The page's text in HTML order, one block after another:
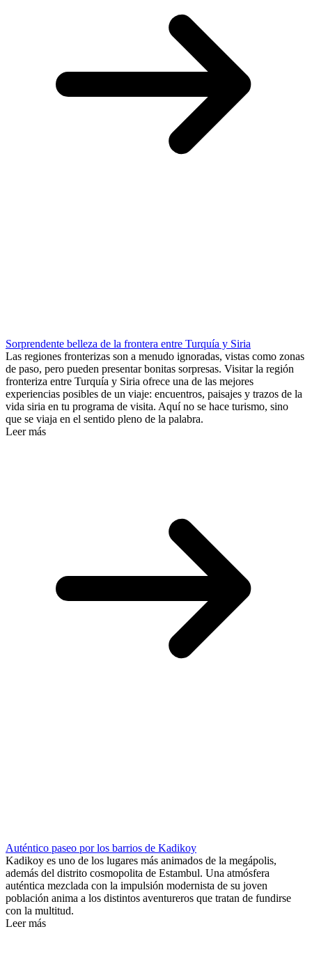
Sorprendente belleza de la frontera entre Turquía y Siria
Las regiones fronterizas son a menudo ignoradas, vistas como zonas
de paso, pero pueden presentar bonitas sorpresas. Visitar la región
fronteriza entre Turquía y Siria ofrece una de las mejores
experiencias posibles de un viaje: encuentros, paisajes y trazos de la
vida siria en tu programa de visita. Aquí no se hace turismo, sino
que se viaja en el sentido pleno de la palabra.
Leer más
Auténtico paseo por los barrios de Kadikoy
Kadikoy es uno de los lugares más animados de la megápolis,
además del distrito cosmopolita de Estambul. Una atmósfera
auténtica mezclada con la impulsión modernista de su joven
población anima a los distintos aventureros que tratan de fundirse
con la multitud.
Leer más